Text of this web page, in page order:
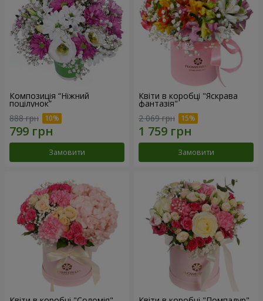
Композиція “Ніжний
поцілунок”
888 грн
Замовити
Квіти в коробці "Яскрава
фантазія"
2 069 грн
Замовити